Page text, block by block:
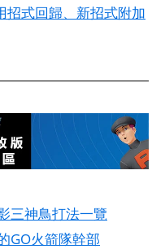
招式回歸、新招式附加
三神鳥打法一覽
GO火箭隊幹部